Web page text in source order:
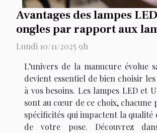
Avantages des lampes
ongles par rapport aux
Lundi 10/11/2025 9h
L’univers de la manucure évolue
devient essentiel de bien choisir
à vos besoins. Les lampes LED et
sont au cœur de ce choix, chacune
spécificités qui impactent la
de votre pose. Découvrez